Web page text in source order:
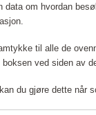
om hvordan
til alle de
ved siden av
du gjøre dette når